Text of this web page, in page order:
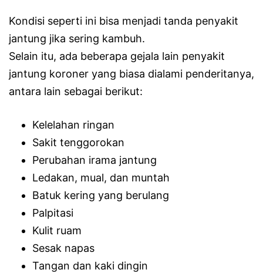
Kondisi seperti ini bisa menjadi tanda penyakit
jantung jika sering kambuh.
Selain itu, ada beberapa gejala lain penyakit
jantung koroner yang biasa dialami penderitanya,
antara lain sebagai berikut:
Kelelahan ringan
Sakit tenggorokan
Perubahan irama jantung
Ledakan, mual, dan muntah
Batuk kering yang berulang
Palpitasi
Kulit ruam
Sesak napas
Tangan dan kaki dingin